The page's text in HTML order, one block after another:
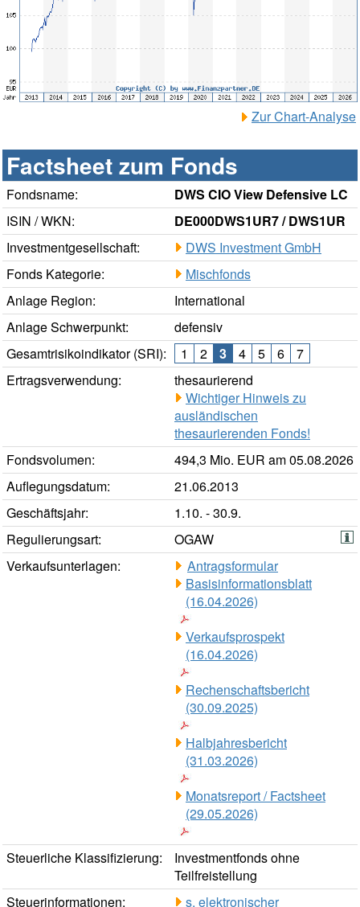
Zur Chart-Analyse
Factsheet zum Fonds
Fondsname:
DWS CIO View Defensive LC
ISIN / WKN:
DE000DWS1UR7 / DWS1UR
Investmentgesellschaft:
DWS Investment GmbH
Fonds Kategorie:
Mischfonds
Anlage Region:
International
Anlage Schwerpunkt:
defensiv
Gesamtrisikoindikator (SRI):
1 2 3 4 5 6
7
Ertragsverwendung:
thesaurierend
Wichtiger Hinweis zu
ausländischen
thesaurierenden Fonds!
Fondsvolumen:
494,3 Mio. EUR am 05.08.2026
Auflegungsdatum:
21.06.2013
Geschäftsjahr:
1.10. - 30.9.
Regulierungsart:
OGAW
Verkaufsunterlagen:
Antragsformular
Basisinformationsblatt
(16.04.2026)
Verkaufsprospekt
(16.04.2026)
Rechenschaftsbericht
(30.09.2025)
Halbjahresbericht
(31.03.2026)
Monatsreport / Factsheet
(29.05.2026)
Steuerliche Klassifizierung:
Investmentfonds ohne
Teilfreistellung
Steuerinformationen:
s. elektronischer